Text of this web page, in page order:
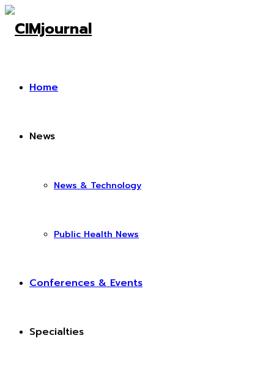
Home
News
News & Technology
Public Health News
Conferences & Events
Specialties